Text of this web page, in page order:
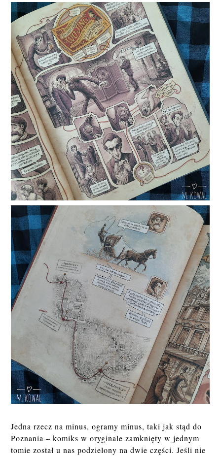
Jedna rzecz na minus, ogramy minus, taki jak stąd do
Poznania – komiks w oryginale zamknięty w jednym
tomie został u nas podzielony na dwie części. Jeśli nie